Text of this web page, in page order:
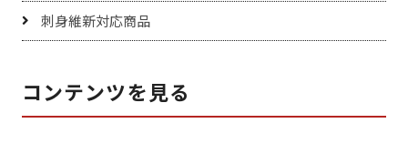
刺身維新対応商品
コンテンツを見る